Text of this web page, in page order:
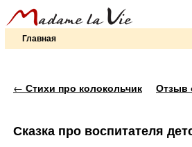
Главная
Навигация по записям
← Стихи про колокольчик
Отзыв
Сказка про воспитателя